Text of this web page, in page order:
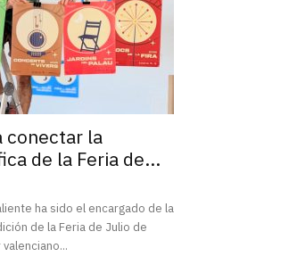
conectar la
de la Feria de...
ha sido el encargado de la
de la Feria de Julio de